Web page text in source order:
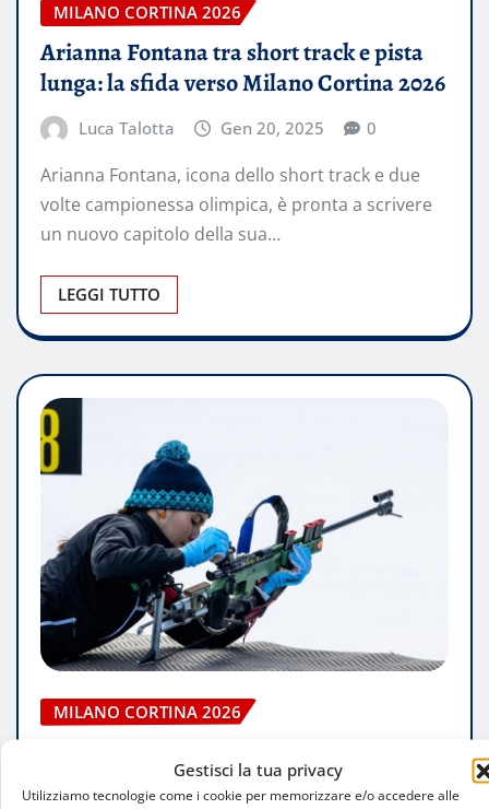
Gestisci la tua privacy
Utilizziamo tecnologie come i cookie per memorizzare e/o accedere alle
MILANO CORTINA 2026
Arianna Fontana tra short track e pista
lunga: la sfida verso Milano Cortina 2026
Luca Talotta Gen 20, 2025 0
Arianna Fontana, icona dello short track e due
volte campionessa olimpica, è pronta a scrivere
un nuovo capitolo della sua…
LEGGI TUTTO
MILANO CORTINA 2026
Cortina 2026: Val di Fiemme al centro dei